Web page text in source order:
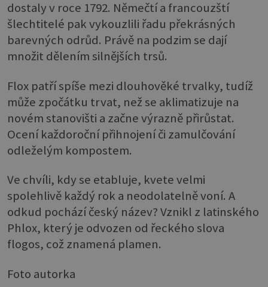
dostaly v roce 1792. Němečtí a francouzští
šlechtitelé pak vykouzlili řadu překrásných
barevných odrůd. Právě na podzim se dají
množit dělením silnějších trsů.
Flox patří spíše mezi dlouhověké trvalky, tudíž
může zpočátku trvat, než se aklimatizuje na
novém stanovišti a začne výrazně přirůstat.
Ocení každoroční přihnojení či zamulčování
odleželým kompostem.
Ve chvíli, kdy se etabluje, kvete velmi
spolehlivě každý rok a neodolatelně voní. A
odkud pochází český název? Vznikl z latinského
Phlox, který je odvozen od řeckého slova
flogos, což znamená plamen.
Foto autorka